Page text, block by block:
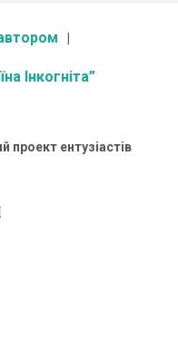
Інкогніта”
проект ентузіастів